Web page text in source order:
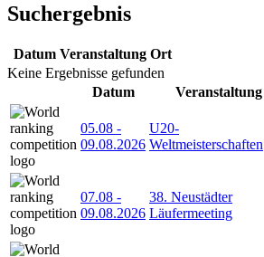
Suchergebnis
Datum Veranstaltung Ort
Keine Ergebnisse gefunden
Datum
Veranstaltung
05.08 -
09.08.2026
U20-
Weltmeisterschaften
07.08 -
09.08.2026
38. Neustädter
Läufermeeting